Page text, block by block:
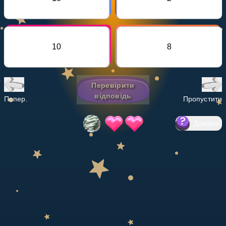
НАВЧАЛЬНИЙ ПЛАН
10 8
Попер.
Перевірити
відповідь
Пропустити
?